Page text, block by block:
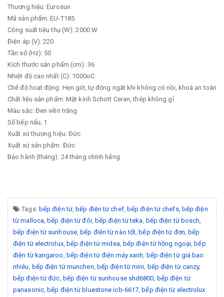
Thương hiệu: Eurosun
Mã sản phẩm: EU-T185
Công suất tiêu thụ (W): 2000 W
Điện áp (V): 220
Tần số (Hz): 50
Kích thước sản phẩm (cm): 36
Nhiệt độ cao nhất (C): 1000oC
Chế độ hoạt động: Hẹn giờ, tự động ngắt khi không có nồi, khoá an toàn
Chất liệu sản phẩm: Mặt kính Schott Ceran, thép không gỉ
Màu sắc: Đen viền trắng
Số bếp nấu; 1
Xuất xứ thương hiệu: Đức
Xuất xứ sản phẩm: Đức
Bảo hành (tháng): 24 tháng chính hãng
Tags: bếp điện từ, bếp điện từ chef, bếp điện từ chefs, bếp điện
từ malloca, bếp điện từ đôi, bếp điện từ teka, bếp điện từ bosch,
bếp điện từ sunhouse, bếp điện từ nào tốt, bếp điện từ đơn, bếp
điện từ electrolux, bếp điện từ midea, bếp điện từ hồng ngoại, bếp
điện từ kangaroo, bếp điện từ điện máy xanh, bếp điện từ giá bao
nhiêu, bếp điện từ munchen, bếp điện từ mini, bếp điện từ canzy,
bếp điện từ đức, bếp điện từ sunhouse shd6800, bếp điện từ
panasonic, bếp điện từ bluestone icb-6617, bếp điện từ electrolux